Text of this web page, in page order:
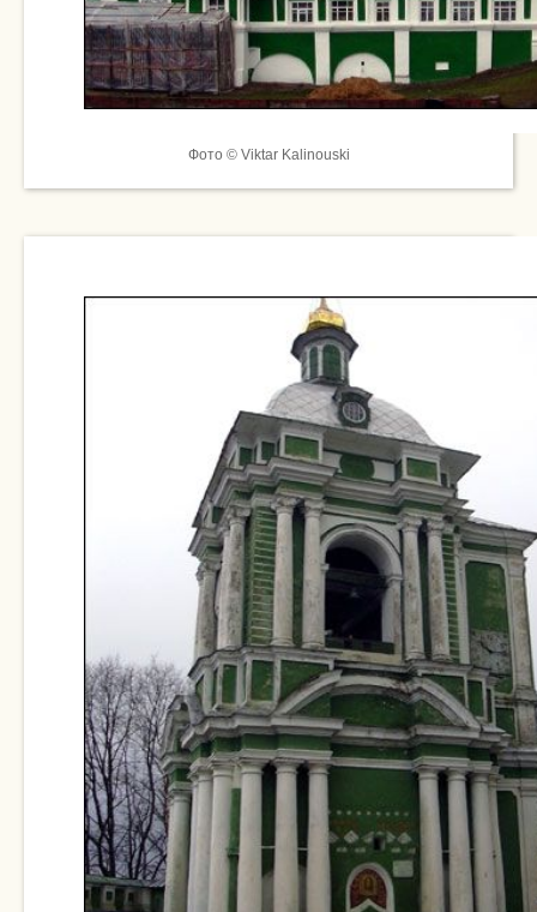
Фото © Viktar Kalinouski